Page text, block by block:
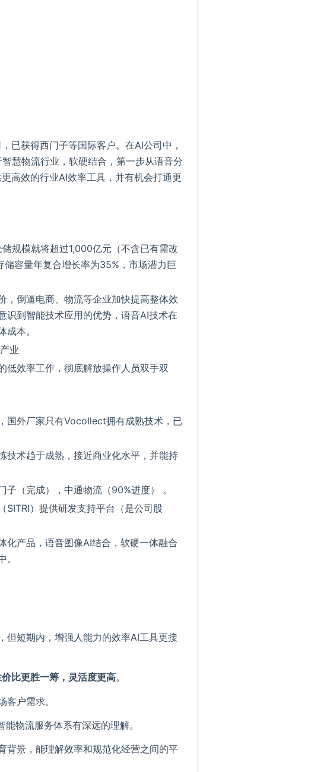
已获得西门子等国际客户。在AI公司中，
慧物流行业，软硬结合，第一步从语音分
高效的行业AI效率工具，并有机会打通更
规模就将超过1,000亿元（不含已有需改
容量年复合增长率为35%，市场潜力巨
，倒逼电商、物流等企业加快提高整体效
识到智能技术应用的优势，语音AI技术在
本。
业
低效率工作，彻底解放操作人员双手双
国外厂家只有Vocollect拥有成熟技术，已
技术趋于成熟，接近商业化水平，并能持
子（完成），中通物流（90%进度）
。
SITRI）提供研发支持平台（是公司股
化产品，语音图像AI结合，软硬一体融合
但短期内，增强人能力的效率AI工具更接
比更胜一筹，灵活度更高。
户需求。
物流服务体系有深远的理解。
背景，能理解效率和规范化经营之间的平